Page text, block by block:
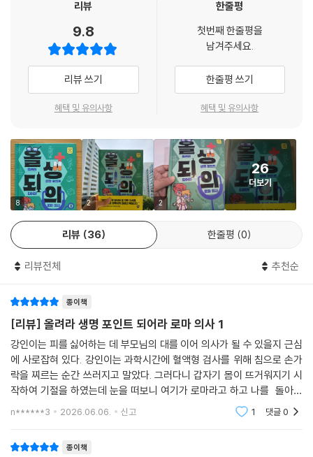
무엇보다 이 작품이 지금 더욱 의미 있는 이유는, 오늘의 어린이들이 지식
그 자체보다 불안 속에서 어떻게 판단하고 행동할 것인가를 배워야 하는
시대를 살고 있기 때문이다. 아이들은 각종 정보에 쉽게 노출되지만, 실제
위기 상황에서 무엇이 옳은지, 누군가를 돕기 위해 어떤 선택을 해야 하는
지에 대해서는 충분히 훈련받지 못하는 경우가 많다. 『생명포인트를 올려
라! 로마시대 의사로 살아남기』는 바로 그 지점을 파고든다. 주인공은 처음
워하고, 낯선 세계 앞에서 겁을 먹는다. 그러나 누군가가 아파하고 위험에
처한 순간, 끝내 외면하지 못하고 몸을 움직인다. 이 책은 그런 과정을 통해
어린 독자에게 “완벽해서가 아니라 두려워도 움직였기 때문에 용기 있는
것”이라는 메시지를 전한다.
이 작품의 스토리는 아이들이 좋아하는 요건을 잘 살리고 있다. 첫째, 설정
이 명확하다. “사람을 살리면 생명 포인트가 오른다”는 핵심 규칙이 이야
기의 목표를 또렷하게 제시해 독자의 집중을 붙든다. 둘째, 에피소드가 짧
만든 탕후루의 위험, 앞집 소년과의 관계 형성 등 각 장면이 뚜렷한 사건 중
심으로 구성되어 다음 전개를 궁금하게 만든다. 셋째, 유머와 긴장이 균형
을 이룬다. ‘돌아이누스’ 같은 이름에서 오는 말맛, 토끼우스와의 재치 있는
티키타카, 로마식 엉뚱한 상식은 웃음을 만들고, 그 웃음 사이사이에 생존
의 위기와 선택의 순간이 배치되어 이야기의 밀도를 높인다. 넷째, 주인공
이 어린 독자와 맞닿아 있다. 강인은 특별한 영웅이 아니라, 놀림을 받으면
속상하고, 겁이 나면 피하고 싶고, 그래도 인정받고 싶은 평범한 아이다. 그
렇기에 독자는 이 모험을 먼 판타지가 아니라 자신의 감정으로 받아들이게
는 일의 책임감과 숭고한 가치까지 자연 스럽게 깨닫게 합니다.
낯선 세상 속에서 문제를 해결하기 위해 끊임없이 질문하고, 도전하며, 시
도하는 주인공의 모습은 우리 아이들에게도 용기와 성장의 태도를 선물합
니다. 재미있는 이야기 속에 숨겨진 작은 배움의 순간들은 책을 덮은 후에
도 오래도록 기억에 남아 아이 들의 지적 호기심을 자극할 것입니다.
화를 좋아하는 아이들에게 이 책은 최고의 길잡이가 되어줄 것입니다. 재
미와 감동, 깊이 있는 지식까지 모두 담아낸 이 특별한 이야기가 독자들의
삶에 새로운 배움의 문을 활짝 열어주리라 확신하며 강력히 추천합니다.
- 주예슬 (EBS 중학프리미엄 과학 강사, 현직 고등학교 생명과학 교사)
리뷰
9.8
리뷰 쓰기
혜택 및 유의사항
한줄평
첫번째 한줄평을
남겨주세요.
한줄평 쓰기
혜택 및 유의사항
8 2 2
26
더보기
리뷰 36 한줄평 0
리뷰전체 추천순
종이책
[리뷰] 올려라 생명 포인트 되어라 로마 의사 1
강인이는 피를 싫어하는 데 부모님의 대를 이어 의사가 될 수 있을지 근심
에 사로잡혀 있다. 강인이는 과학시간에 혈액형 검사를 위해 침으로 손가
락을 찌르는 순간 쓰러지고 말았다. 그러다니 갑자기 몸이 뜨거워지기 시
작하여 기절을 하였는데 눈을 떠보니 여기가 로마라고 하고 나를 돌아이
누스라고 불렀다. 로마 아빠 의사를 대신하여 의학 기술이 없었던 당시의
n******3 2026.06.06. 신고 1 댓글0
종이책